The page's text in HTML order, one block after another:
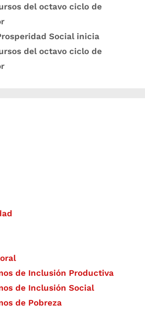
del octavo ciclo de
Social inicia
del octavo ciclo de
de Inclusión Productiva
de Inclusión Social
de Pobreza